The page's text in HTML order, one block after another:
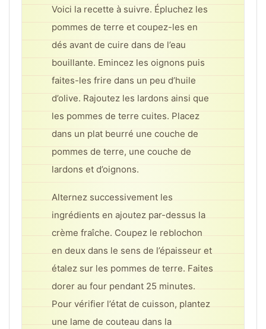
Voici la recette à suivre. Épluchez les
pommes de terre et coupez-les en
dés avant de cuire dans de l’eau
bouillante. Emincez les oignons puis
faites-les frire dans un peu d’huile
d’olive. Rajoutez les lardons ainsi que
les pommes de terre cuites. Placez
dans un plat beurré une couche de
pommes de terre, une couche de
lardons et d’oignons.
Alternez successivement les
ingrédients en ajoutez par-dessus la
crème fraîche. Coupez le reblochon
en deux dans le sens de l’épaisseur et
étalez sur les pommes de terre. Faites
dorer au four pendant 25 minutes.
Pour vérifier l’état de cuisson, plantez
une lame de couteau dans la